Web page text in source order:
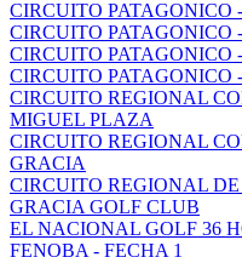
CIRCUITO PATAGONICO
CIRCUITO PATAGONICO
CIRCUITO PATAGONICO
CIRCUITO PATAGONICO
CIRCUITO REGIONAL
MIGUEL PLAZA
CIRCUITO REGIONAL
GRACIA
CIRCUITO REGIONAL
GRACIA GOLF CLUB
EL NACIONAL GOLF 36
FENOBA - FECHA 1